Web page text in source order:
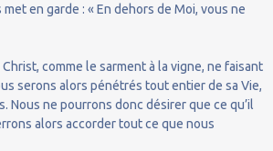
en garde : « En dehors de Moi, vous ne
comme le sarment à la vigne, ne faisant
serons alors pénétrés tout entier de sa Vie,
Nous ne pourrons donc désirer que ce qu’il
alors accorder tout ce que nous